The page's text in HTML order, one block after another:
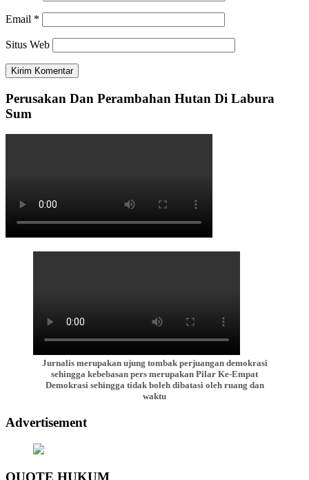
Email *
Situs Web
Perusakan Dan Perambahan Hutan Di Labura
Sum
Jurnalis merupakan ujung tombak perjuangan demokrasi
sehingga kebebasan pers merupakan Pilar Ke-Empat
Demokrasi sehingga tidak boleh dibatasi oleh ruang dan
waktu
Advertisement